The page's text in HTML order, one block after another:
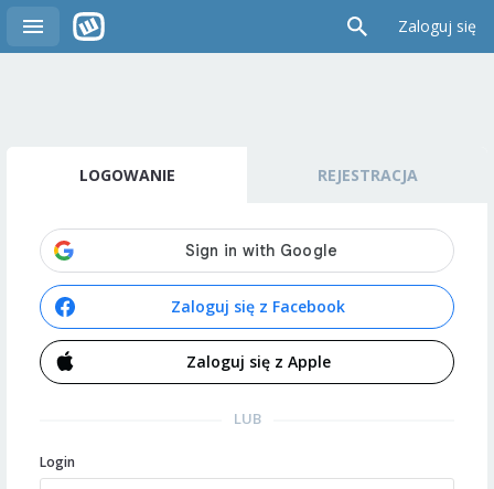
Zaloguj się
LOGOWANIE REJESTRACJA
Zaloguj się z Facebook
Zaloguj się z Apple
LUB
Login